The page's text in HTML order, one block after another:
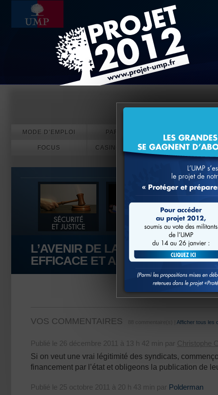
MODE D’EMPLOI PARTICIPEZ
FOCUS CASINO EN LIGNE
PARIS
L’AVENIR DE LA DÉMOCRATIE
EFFICACE ET APAISÉ
VOS COMMENTAIRES Afficher tous les
Publié le 26 décembre 2011 à 13 h 42 min par Christophe
Si on veut une vrai légitimité des syndicats,
financement par l’état et obligeons la publication de
Publié le 25 octobre 2011 à 20 h 43 min par Polderman